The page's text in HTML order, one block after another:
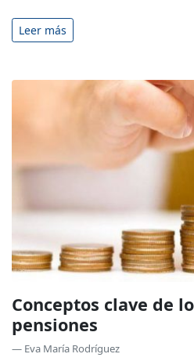
Leer más
Conceptos clave de
pensiones
— Eva María Rodríguez